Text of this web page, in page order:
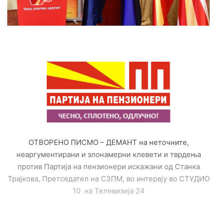
l
ОТВОРЕНО ПИСМО – ДЕМАНТ на неточните,
неаргументирани и злонамерни клевети и тврдења
против Партија на пензионери искажани од Станка
Трајкова, Претседател на СЗПМ, во интервју во СТУДИО
10 на Телевизија 24